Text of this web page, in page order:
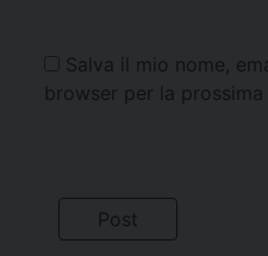
Salva il mio nome,
browser per la